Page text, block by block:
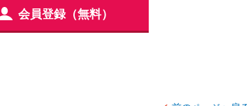
会員登録（無料）